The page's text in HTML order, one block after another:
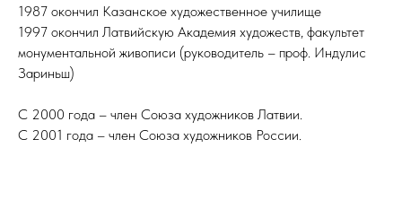
1987 окончил Казанское художественное училище
1997 окончил Латвийскую Академия художеств, факультет
монументальной живописи (руководитель – проф. Индулис
Зариньш)
С 2000 года – член Союза художников Латвии.
С 2001 года – член Союза художников России.